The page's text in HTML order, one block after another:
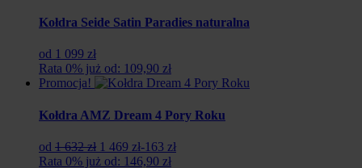
Kołdra Seide Satin Paradies naturalna
od 1 099 zł
Rata 0% już od: 109,90 zł
Promocja!
Kołdra AMZ Dream 4 Pory Roku
od 1 632 zł Pierwotna
cena
1 469 złAktualna
cena
-163 zł
Rata 0% już od: 146,90 zł